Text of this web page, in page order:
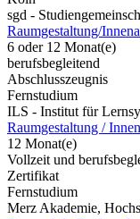
sgd -
Raumgestaltung/
6 oder 12 Monat(e)
berufsbegleitend
Abschlusszeugnis
Fernstudium
ILS - Institut für
Raumgestaltung /
12 Monat(e)
Vollzeit und
Zertifikat
Fernstudium
Merz Akademie,